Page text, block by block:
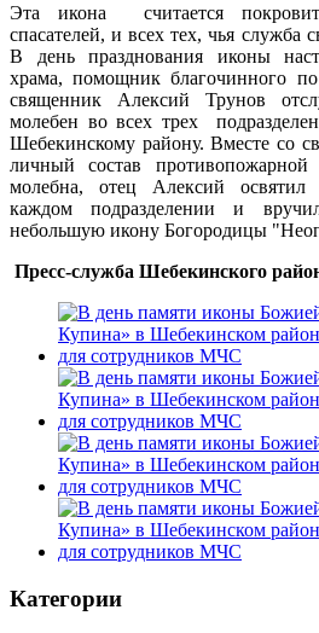
Эта икона считается
спасателей, и всех тех, чья служба
В день празднования иконы
храма, помощник благочинного
священник Алексий Трунов
молебен во всех трех
Шебекинскому району. Вместе со
личный состав
молебна, отец Алексий
каждом подразделении и
небольшую икону Богородицы
Пресс-служба Шебекинского
Категории